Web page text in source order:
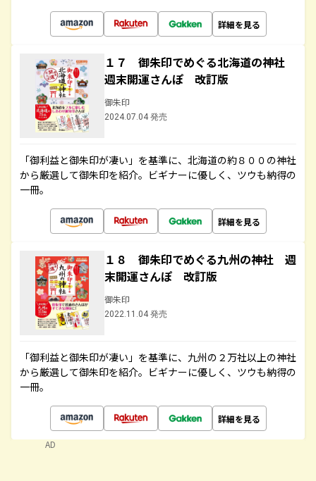
詳細を見る
１７ 御朱印でめぐる北海道の神社
週末開運さんぽ 改訂版
御朱印
2024.07.04 発売
「御利益と御朱印が凄い」を基準に、北海道の約８００の神社
から厳選して御朱印を紹介。ビギナーに優しく、ツウも納得の
一冊。
詳細を見る
１８ 御朱印でめぐる九州の神社 週
末開運さんぽ 改訂版
御朱印
2022.11.04 発売
「御利益と御朱印が凄い」を基準に、九州の２万社以上の神社
から厳選して御朱印を紹介。ビギナーに優しく、ツウも納得の
一冊。
詳細を見る
AD